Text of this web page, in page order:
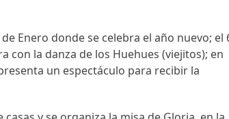
Enero donde se celebra el año nuevo; el
con la danza de los Huehues (viejitos); en
un espectáculo para recibir la